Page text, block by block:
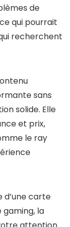
de
qui pourrait
recherchent
sans
solide. Elle
et prix,
le ray
d’une carte
gaming, la